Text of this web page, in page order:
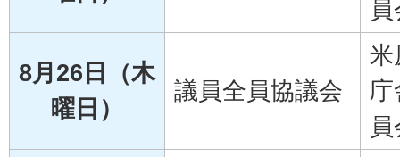
8月26日（木
曜日）
議員全員協議会
米
庁